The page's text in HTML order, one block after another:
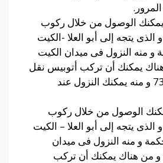
الوصول من خلال ركوب
يتجه إلى أبو العلا -الكيت
و منه النزول فى ميدان الكيت
يمكنك أن تركب أتوبيس نقل
عام رقم 730 و منه يمكنك النزول عند
الوصول من خلال ركوب
الذى يتجه إلى أبو العلا – الكيت
و منه النزول فى ميدان
و من هناك يمكنك أن تركب